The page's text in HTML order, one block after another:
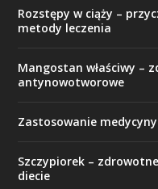
Rozstępy w ciąży –
metody leczenia
Mangostan właściwy –
antynowotworowe
Zastosowanie
Szczypiorek –
diecie